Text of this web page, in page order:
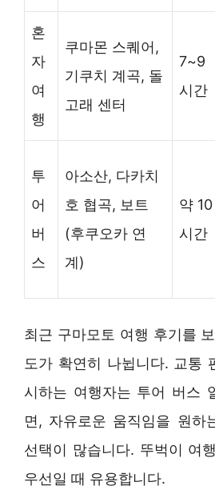
혼
자
여
행
쿠마몬 스퀘어,
기쿠치 계곡, 돌
고래 센터
7~9
시간
투
어
버
스
아소산, 다카치
호 협곡, 보트
(후쿠오카 연
계)
약 10
시간
최근 구마모토 여행 후기를
도가 확연히 나뉩니다. 교통
시하는 여행자는 투어 버스
면, 자유로운 움직임을 원하
선택이 많습니다. 뚜벅이 여
우선일 때 유용합니다.